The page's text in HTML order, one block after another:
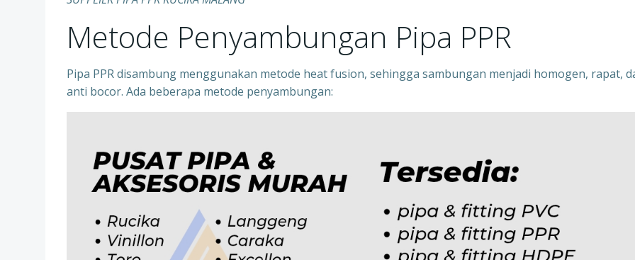
Metode Penyambungan Pipa PPR
Pipa PPR disambung menggunakan metode heat fusion, sehingga sambungan menjadi homogen, rapat,
anti bocor. Ada beberapa metode penyambungan: